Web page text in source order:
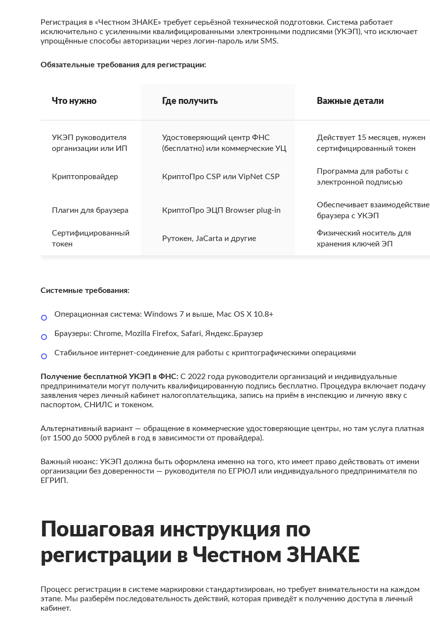
Регистрация в «Честном ЗНАКЕ» требует серьёзной технической подготовки. Система работает
исключительно с усиленными квалифицированными электронными подписями (УКЭП), что исключает
упрощённые способы авторизации через логин-пароль или SMS.
Обязательные требования для регистрации:
Что нужно Где получить Важные детали
УКЭП руководителя
организации или ИП
Удостоверяющий центр ФНС
(бесплатно) или коммерческие УЦ
Действует 15 месяцев, нужен
сертифицированный токен
Криптопровайдер КриптоПро CSP или VipNet CSP
Программа для работы с
электронной подписью
Плагин для браузера КриптоПро ЭЦП Browser plug-in
Обеспечивает взаимодействие
браузера с УКЭП
Сертифицированный
токен
Рутокен, JaCarta и другие
Физический носитель для
хранения ключей ЭП
Системные требования:
Операционная система: Windows 7 и выше, Mac OS X 10.8+
Браузеры: Chrome, Mozilla Firefox, Safari, Яндекс.Браузер
Стабильное интернет-соединение для работы с криптографическими операциями
Получение бесплатной УКЭП в ФНС: С 2022 года руководители организаций и индивидуальные
предприниматели могут получить квалифицированную подпись бесплатно. Процедура включает подачу
заявления через личный кабинет налогоплательщика, запись на приём в инспекцию и личную явку с
паспортом, СНИЛС и токеном.
Альтернативный вариант — обращение в коммерческие удостоверяющие центры, но там услуга платная
(от 1500 до 5000 рублей в год в зависимости от провайдера).
Важный нюанс: УКЭП должна быть оформлена именно на того, кто имеет право действовать от имени
организации без доверенности — руководителя по ЕГРЮЛ или индивидуального предпринимателя по
ЕГРИП.
Пошаговая инструкция по
регистрации в Честном ЗНАКЕ
Процесс регистрации в системе маркировки стандартизирован, но требует внимательности на каждом
этапе. Мы разберём последовательность действий, которая приведёт к получению доступа в личный
кабинет.